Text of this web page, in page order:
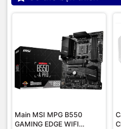
Main MSI MPG B550
GAMING EDGE WIFI